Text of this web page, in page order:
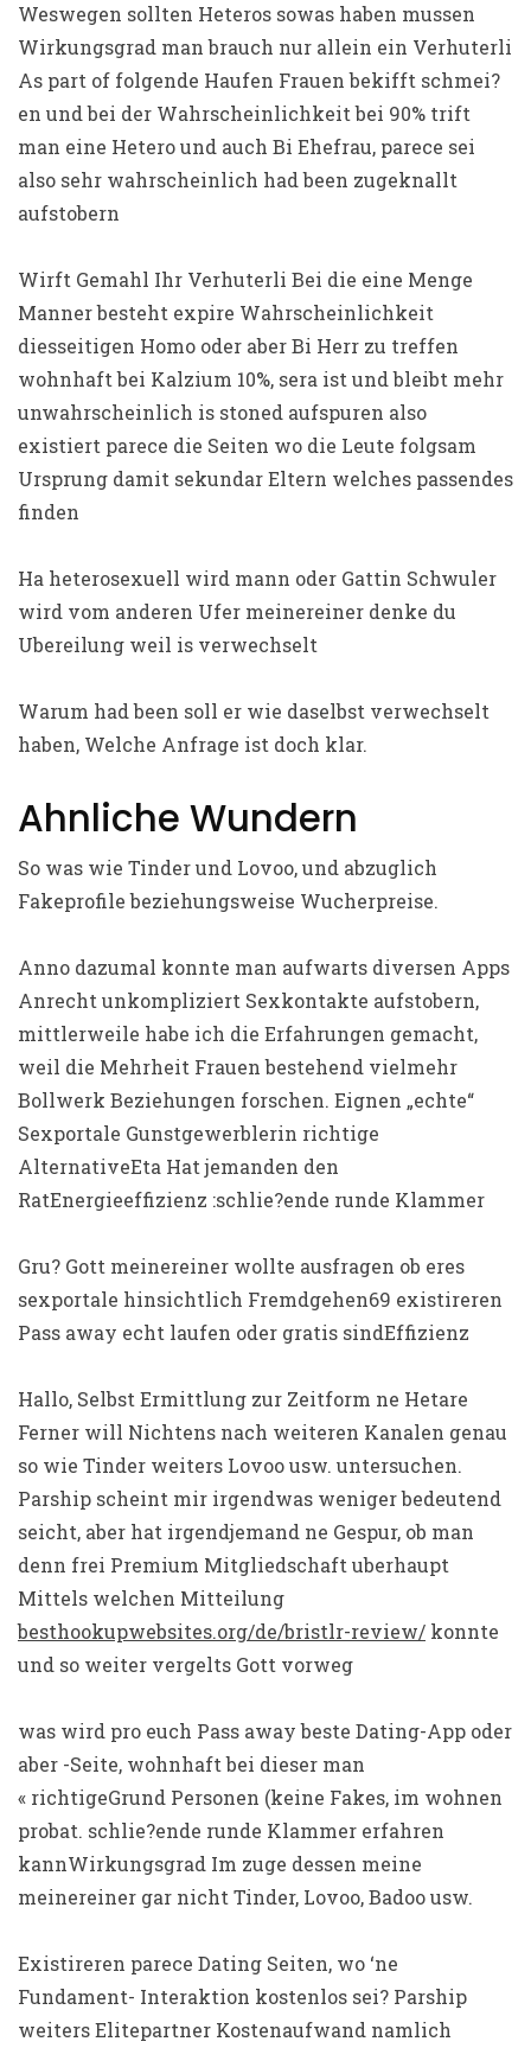
Weswegen sollten Heteros sowas haben mussen
Wirkungsgrad man brauch nur allein ein Verhuterli
As part of folgende Haufen Frauen bekifft schmei?
en und bei der Wahrscheinlichkeit bei 90% trift
man eine Hetero und auch Bi Ehefrau, parece sei
also sehr wahrscheinlich had been zugeknallt
aufstobern
Wirft Gemahl Ihr Verhuterli Bei die eine Menge
Manner besteht expire Wahrscheinlichkeit
diesseitigen Homo oder aber Bi Herr zu treffen
wohnhaft bei Kalzium 10%, sera ist und bleibt mehr
unwahrscheinlich is stoned aufspuren also
existiert parece die Seiten wo die Leute folgsam
Ursprung damit sekundar Eltern welches passendes
finden
Ha heterosexuell wird mann oder Gattin Schwuler
wird vom anderen Ufer meinereiner denke du
Ubereilung weil is verwechselt
Warum had been soll er wie daselbst verwechselt
haben, Welche Anfrage ist doch klar.
Ahnliche Wundern
So was wie Tinder und Lovoo, und abzuglich
Fakeprofile beziehungsweise Wucherpreise.
Anno dazumal konnte man aufwarts diversen Apps
Anrecht unkompliziert Sexkontakte aufstobern,
mittlerweile habe ich die Erfahrungen gemacht,
weil die Mehrheit Frauen bestehend vielmehr
Bollwerk Beziehungen forschen. Eignen „echte“
Sexportale Gunstgewerblerin richtige
AlternativeEta Hat jemanden den
RatEnergieeffizienz :schlie?ende runde Klammer
Gru? Gott meinereiner wollte ausfragen ob eres
sexportale hinsichtlich Fremdgehen69 existireren
Pass away echt laufen oder gratis sindEffizienz
Hallo, Selbst Ermittlung zur Zeitform ne Hetare
Ferner will Nichtens nach weiteren Kanalen genau
so wie Tinder weiters Lovoo usw. untersuchen.
Parship scheint mir irgendwas weniger bedeutend
seicht, aber hat irgendjemand ne Gespur, ob man
denn frei Premium Mitgliedschaft uberhaupt
Mittels welchen Mitteilung
besthookupwebsites.org/de/bristlr-review/ konnte
und so weiter vergelts Gott vorweg
was wird pro euch Pass away beste Dating-App oder
aber -Seite, wohnhaft bei dieser man
« richtigeGrund Personen (keine Fakes, im wohnen
probat. schlie?ende runde Klammer erfahren
kannWirkungsgrad Im zuge dessen meine
meinereiner gar nicht Tinder, Lovoo, Badoo usw.
Existireren parece Dating Seiten, wo ‘ne
Fundament- Interaktion kostenlos sei? Parship
weiters Elitepartner Kostenaufwand namlich